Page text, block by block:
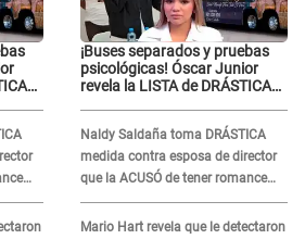
¡Buses separados y pruebas
psicológicas! Óscar Junior
revela la LISTA de DRÁSTICAS
Naldy Saldaña
Naldy Saldaña toma DRÁSTICA
medida contra esposa de director
que la ACUSÓ de tener romance
con él: "Muy triste..."
Mario Hart revela que le detectaron